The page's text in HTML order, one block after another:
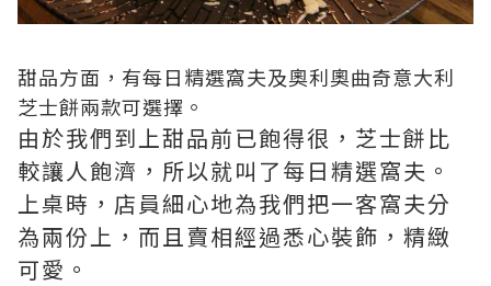
甜品方面，有每日精選窩夫及奧利奧曲奇意大利
芝士餅兩款可選擇。
由於我們到上甜品前已飽得很，芝士餅比
較讓人飽濟，所以就叫了每日精選窩夫。
上桌時，店員細心地為我們把一客窩夫分
為兩份上，而且賣相經過悉心裝飾，精緻
可愛。